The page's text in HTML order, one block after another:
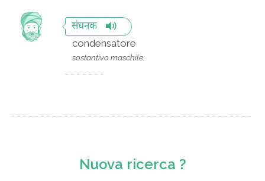
संघनक
condensatore
sostantivo maschile
Nuova ricerca ?